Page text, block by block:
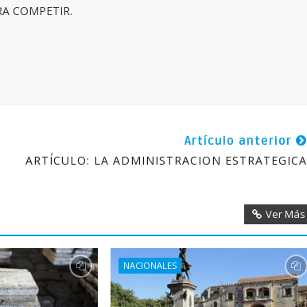
COMPETIR.
Artículo anterior
ARTÍCULO: LA ADMINISTRACION ESTRATEGICA
Ver Más
NACIONALES